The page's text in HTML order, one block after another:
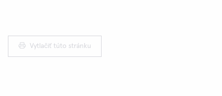
Vytlačiť túto stránku